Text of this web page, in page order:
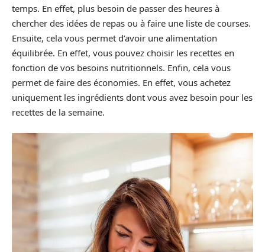
temps. En effet, plus besoin de passer des heures à
chercher des idées de repas ou à faire une liste de courses.
Ensuite, cela vous permet d’avoir une alimentation
équilibrée. En effet, vous pouvez choisir les recettes en
fonction de vos besoins nutritionnels. Enfin, cela vous
permet de faire des économies. En effet, vous achetez
uniquement les ingrédients dont vous avez besoin pour les
recettes de la semaine.